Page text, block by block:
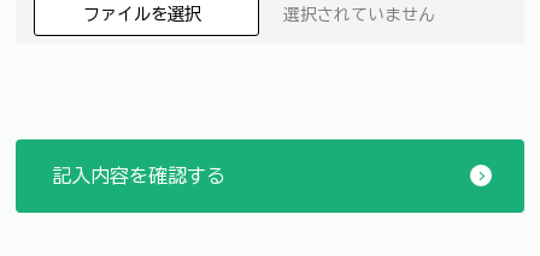
ファイルを選択 選択されていません